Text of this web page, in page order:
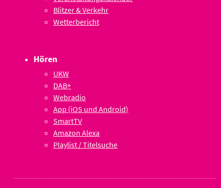
Blitzer & Verkehr
Wetterbericht
Hören
UKW
DAB+
Webradio
App (iOS und Android)
SmartTV
Amazon Alexa
Playlist / Titelsuche